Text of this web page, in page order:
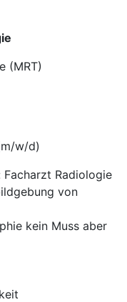
(MRT)
w/d)
Radiologie
von
kein Muss aber